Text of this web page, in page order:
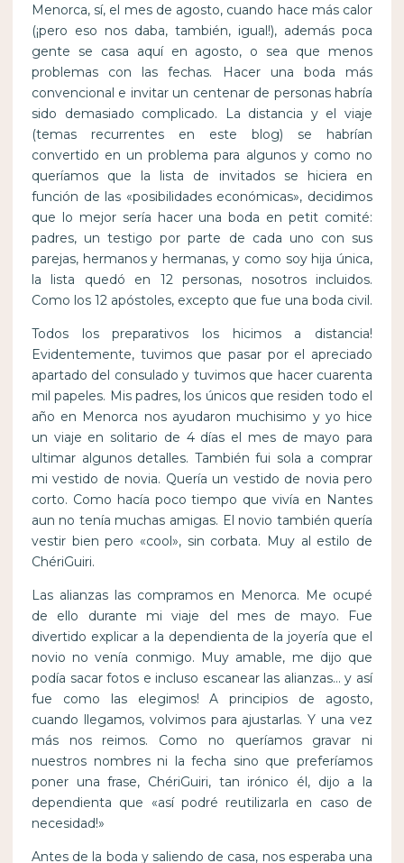
Menorca, sí, el mes de agosto, cuando hace más calor
(¡pero eso nos daba, también, igual!), además poca
gente se casa aquí en agosto, o sea que menos
problemas con las fechas. Hacer una boda más
convencional e invitar un centenar de personas habría
sido demasiado complicado. La distancia y el viaje
(temas recurrentes en este blog) se habrían
convertido en un problema para algunos y como no
queríamos que la lista de invitados se hiciera en
función de las «posibilidades económicas», decidimos
que lo mejor sería hacer una boda en petit comité:
padres, un testigo por parte de cada uno con sus
parejas, hermanos y hermanas, y como soy hija única,
la lista quedó en 12 personas, nosotros incluidos.
Como los 12 apóstoles, excepto que fue una boda civil.
Todos los preparativos los hicimos a distancia!
Evidentemente, tuvimos que pasar por el apreciado
apartado del consulado y tuvimos que hacer cuarenta
mil papeles. Mis padres, los únicos que residen todo el
año en Menorca nos ayudaron muchisimo y yo hice
un viaje en solitario de 4 días el mes de mayo para
ultimar algunos detalles. También fui sola a comprar
mi vestido de novia. Quería un vestido de novia pero
corto. Como hacía poco tiempo que vivía en Nantes
aun no tenía muchas amigas. El novio también quería
vestir bien pero «cool», sin corbata. Muy al estilo de
ChériGuiri.
Las alianzas las compramos en Menorca. Me ocupé
de ello durante mi viaje del mes de mayo. Fue
divertido explicar a la dependienta de la joyería que el
novio no venía conmigo. Muy amable, me dijo que
podía sacar fotos e incluso escanear las alianzas… y así
fue como las elegimos! A principios de agosto,
cuando llegamos, volvimos para ajustarlas. Y una vez
más nos reimos. Como no queríamos gravar ni
nuestros nombres ni la fecha sino que preferíamos
poner una frase, ChériGuiri, tan irónico él, dijo a la
dependienta que «así podré reutilizarla en caso de
necesidad!»
Antes de la boda y saliendo de casa, nos esperaba una